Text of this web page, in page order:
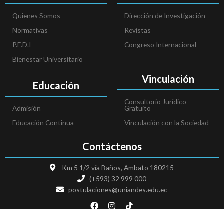
Quienes Somos
Normativas
P.E.D.I
Bienestar Universitario
Educación
Admisión
Educación Continua
Dirección de Investigación
Revistas
Congreso Internacional
Vinculación
Consultorio Jurídico
Gratuito
Vinculación con la Sociedad
Contáctenos
Km 5 1/2 vía Baños, Ambato 180215
(+593) 32 999 000
postulaciones@uniandes.edu.ec
F
I
T